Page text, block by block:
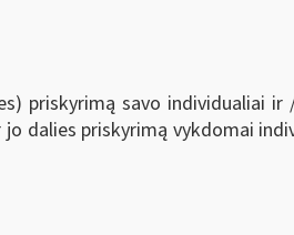
priskyrimą savo individualiai
dalies priskyrimą vykdomai